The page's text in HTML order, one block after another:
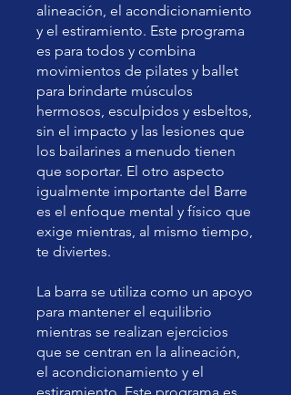
alineación, el acondicionamiento
y el estiramiento. Este programa
es para todos y combina
movimientos de pilates y ballet
para brindarte músculos
hermosos, esculpidos y esbeltos,
sin el impacto y las lesiones que
los bailarines a menudo tienen
que soportar. El otro aspecto
igualmente importante del Barre
es el enfoque mental y físico que
exige mientras, al mismo tiempo,
te diviertes.
La barra se utiliza como un apoyo
para mantener el equilibrio
mientras se realizan ejercicios
que se centran en la alineación,
el acondicionamiento y el